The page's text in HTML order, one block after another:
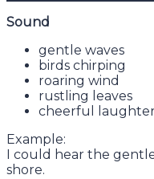
Sound
gentle waves
birds chirping
roaring wind
rustling leaves
cheerful
Example:
I could hear the
shore.